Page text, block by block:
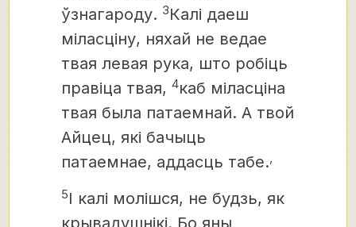
ўзнагароду. 3Калі даеш
міласціну, няхай не ведае
твая левая рука, што робіць
правіца твая, 4каб міласціна
твая была патаемнай. А твой
Айцец, які бачыць
патаемнае, аддасць табе.
5І калі молішся, не будзь, як
крывадушнікі. Бо яны